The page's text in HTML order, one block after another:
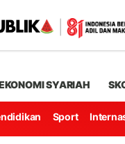
SYARIAH
Sport